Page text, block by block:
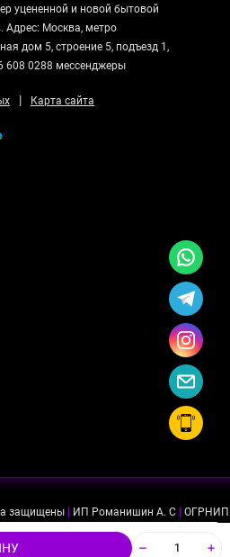
уцененной и новой бытовой
Адрес: Москва, метро
дом 5, строение 5, подъезд 1,
608 0288 мессенджеры
| Карта сайта
защищены ИП Романишин А. С
ОГРНИП
чтобы сайт был лучше для